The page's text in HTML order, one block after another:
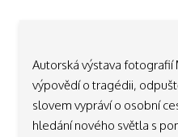
Autorská výstava fotografií
výpovědí o tragédii,
slovem vypráví o osobní
hledání nového světla s